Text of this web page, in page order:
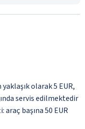
olarak 5 EUR,
servis edilmektedir
araç başına 50 EUR